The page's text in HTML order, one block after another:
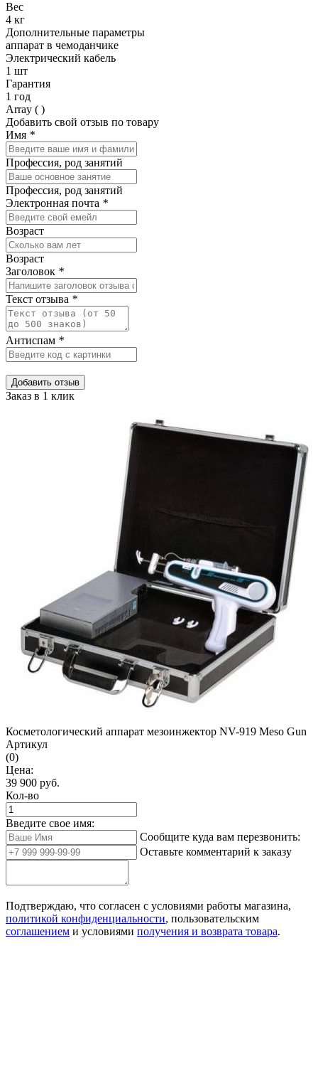
Вес
4 кг
Дополнительные параметры
аппарат в чемоданчике
Электрический кабель
1 шт
Гарантия
1 год
Array ( )
Добавить свой отзыв по товару
Имя *
Профессия, род занятий
Профессия, род занятий
Электронная почта *
Возраст
Возраст
Заголовок *
Текст отзыва *
Антиспам *
Добавить отзыв
Заказ в 1 клик
Косметологический аппарат мезоинжектор NV-919 Meso Gun
Артикул
(0)
Цена:
39 900 руб.
Кол-во
Введите свое имя:
Сообщите куда вам перезвонить:
Оставьте комментарий к заказу
Подтверждаю, что согласен с условиями работы магазина,
политикой конфиденциальности, пользовательским
соглашением и условиями получения и возврата товара.